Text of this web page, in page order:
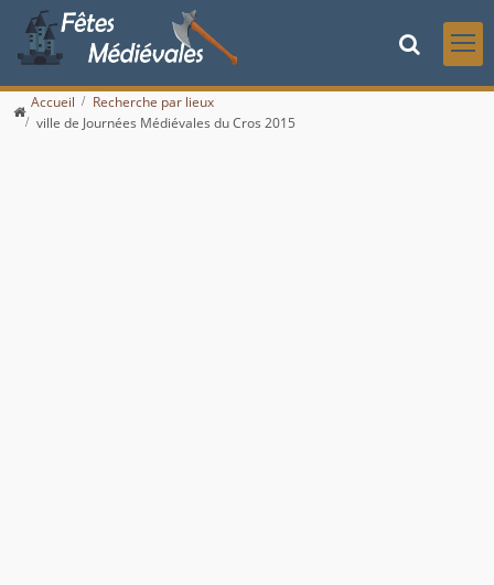
Accueil
Recherche par lieux
ville de Journées Médiévales du Cros 2015